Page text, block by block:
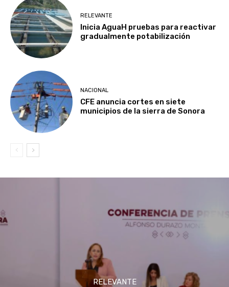
RELEVANTE
Inicia AguaH pruebas para reactivar
gradualmente potabilización
NACIONAL
CFE anuncia cortes en siete
municipios de la sierra de Sonora
RELEVANTE